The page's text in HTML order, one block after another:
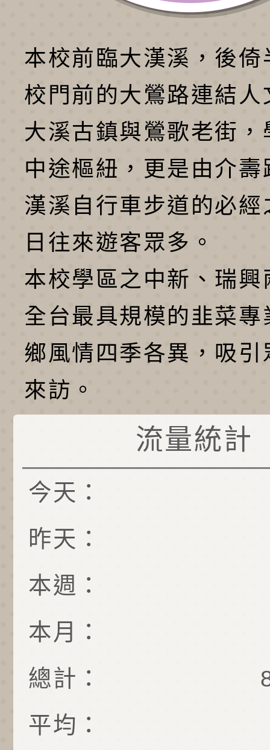
本校前臨大漢溪，後倚
校門前的大鶯路連結人
大溪古鎮與鶯歌老街，
中途樞紐，更是由介壽
漢溪自行車步道的必經
日往來遊客眾多。
本校學區之中新、瑞興
全台最具規模的韭菜專
鄉風情四季各異，吸引
來訪。
流量統計
今天：
昨天：
本週：
本月：
總計：
平均：